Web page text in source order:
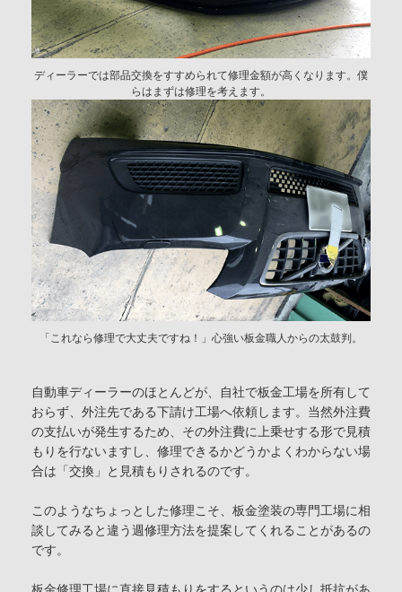
ディーラーでは部品交換をすすめられて修理金額が高くなります。僕
らはまずは修理を考えます。
「これなら修理で大丈夫ですね！」心強い板金職人からの太鼓判。
自動車ディーラーのほとんどが、自社で板金工場を所有して
おらず、外注先である下請け工場へ依頼します。当然外注費
の支払いが発生するため、その外注費に上乗せする形で見積
もりを行ないますし、修理できるかどうかよくわからない場
合は「交換」と見積もりされるのです。
このようなちょっとした修理こそ、板金塗装の専門工場に相
談してみると違う週修理方法を提案してくれることがあるの
です。